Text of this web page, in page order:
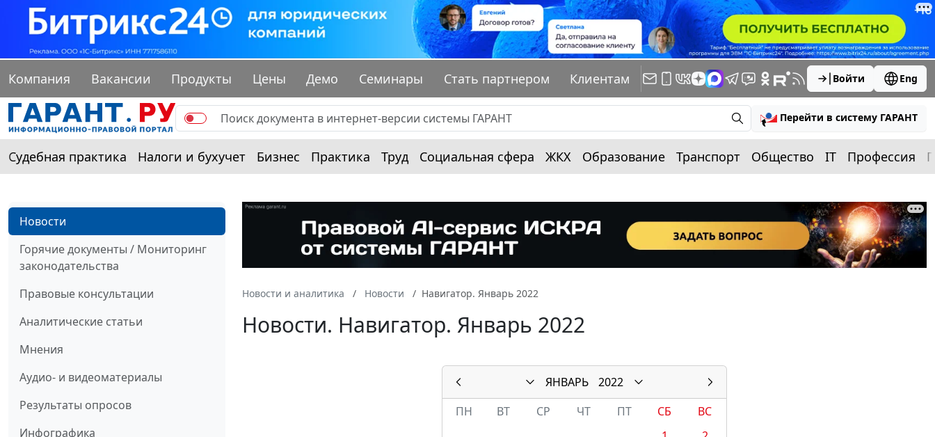
Компания Вакансии Продукты Цены Демо Семинары Стать партнером Клиентам Войти Eng
Перейти в систему ГАРАНТ
Судебная практика Налоги и бухучет Бизнес Практика Труд Социальная сфера ЖКХ Образование Транспорт Общество IT Профессия
Новости
Горячие документы / Мониторинг
законодательства
Правовые консультации
Аналитические статьи
Мнения
Аудио- и видеоматериалы
Результаты опросов
Инфографика
Новости и аналитика Новости Навигатор. Январь 2022
Новости. Навигатор. Январь 2022
ЯНВАРЬ
2022
ПН
ВТ СР ЧТ ПТ СБ
ВС